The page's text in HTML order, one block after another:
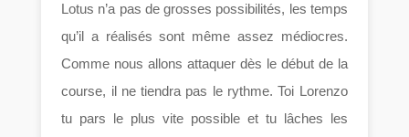
Lotus n’a pas de grosses possibilités, les temps
qu’il a réalisés sont même assez médiocres.
Comme nous allons attaquer dès le début de la
course, il ne tiendra pas le rythme. Toi Lorenzo
tu pars le plus vite possible et tu lâches les